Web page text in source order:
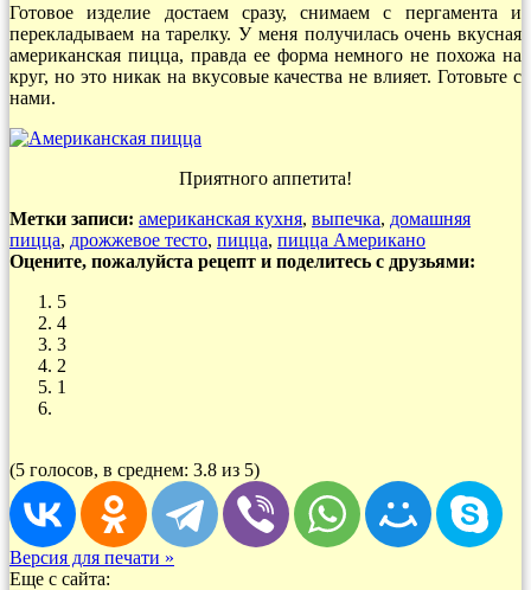
Готовое изделие достаем сразу, снимаем с пергамента и
перекладываем на тарелку. У меня получилась очень вкусная
американская пицца, правда ее форма немного не похожа на
круг, но это никак на вкусовые качества не влияет. Готовьте с
нами.
Приятного аппетита!
Метки записи: американская кухня, выпечка, домашняя
пицца, дрожжевое тесто, пицца, пицца Американо
Оцените, пожалуйста рецепт и поделитесь с друзьями:
5
4
3
2
1
(5 голосов, в среднем: 3.8 из 5)
Версия для печати »
Еще с сайта: